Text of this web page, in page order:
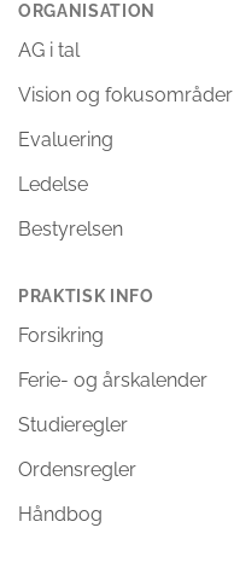
ORGANISATION
AG i tal
Vision og fokusområder
Evaluering
Ledelse
Bestyrelsen
PRAKTISK INFO
Forsikring
Ferie- og årskalender
Studieregler
Ordensregler
Håndbog